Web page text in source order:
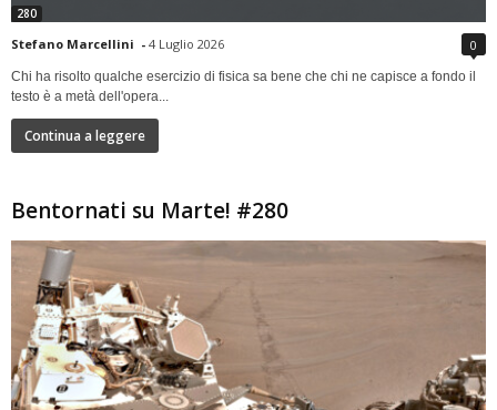
280
Stefano Marcellini - 4 Luglio 2026 0
Chi ha risolto qualche esercizio di fisica sa bene che chi ne capisce a fondo il
testo è a metà dell'opera...
Continua a leggere
Bentornati su Marte! #280